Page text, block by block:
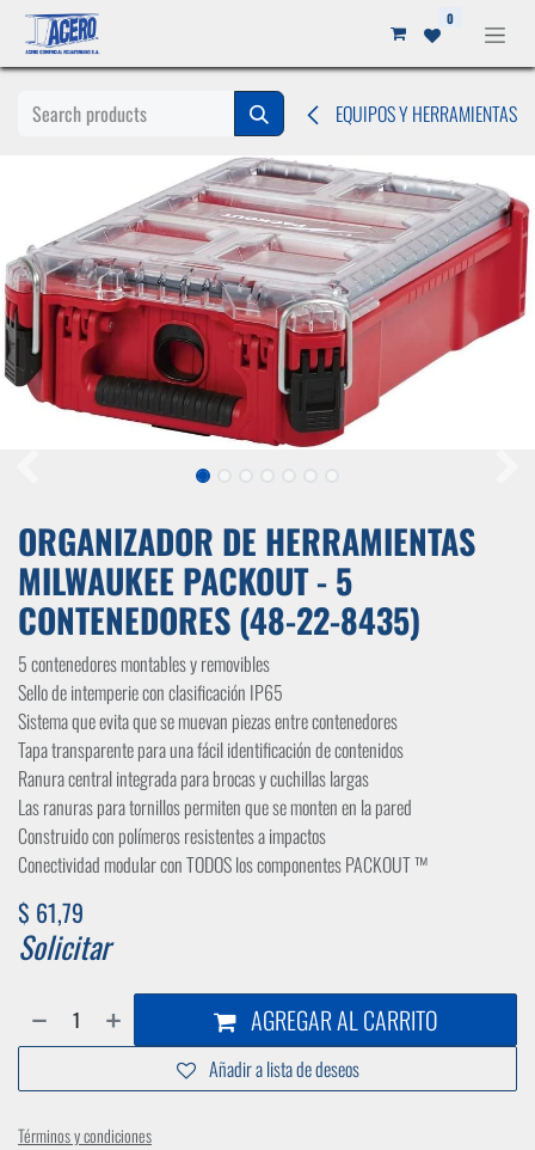
Ir al contenido 0
EQUIPOS Y HERRAMIENTAS
ORGANIZADOR DE HERRAMIENTAS
MILWAUKEE PACKOUT - 5
CONTENEDORES (48-22-8435)
5 contenedores montables y removibles
Sello de intemperie con clasificación IP65
Sistema que evita que se muevan piezas entre contenedores
Tapa transparente para una fácil identificación de contenidos
Ranura central integrada para brocas y cuchillas largas
Las ranuras para tornillos permiten que se monten en la pared
Construido con polímeros resistentes a impactos
Conectividad modular con TODOS los componentes PACKOUT ™
$ 61,79
Solicitar
AGREGAR AL CARRITO
Añadir a lista de deseos
Términos y condiciones